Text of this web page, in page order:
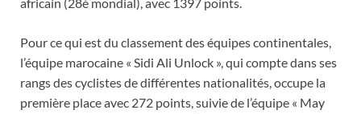
Pour ce qui est du classement des équipes continentales,
l’équipe marocaine « Sidi Ali Unlock », qui compte dans ses
rangs des cyclistes de différentes nationalités, occupe la
première place avec 272 points, suivie de l’équipe « May